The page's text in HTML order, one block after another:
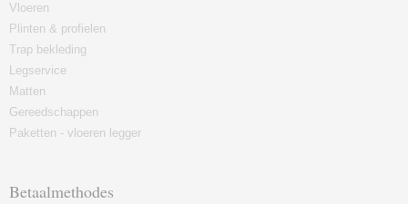
Vloeren
Plinten & profielen
Trap bekleding
Legservice
Matten
Gereedschappen
Paketten - vloeren legger
Betaalmethodes